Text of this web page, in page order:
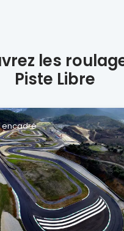
les
Piste Libre
encadré